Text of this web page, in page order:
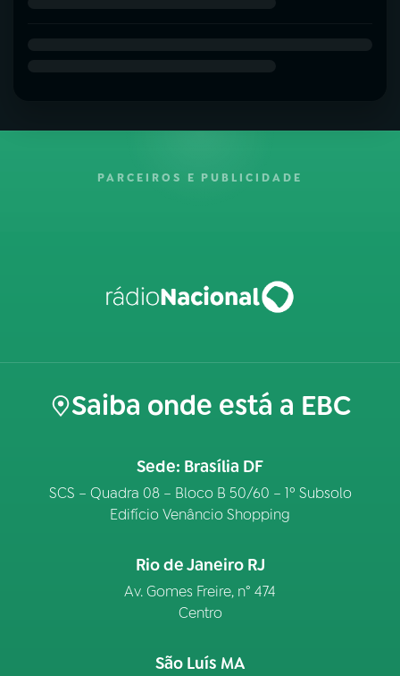
PARCEIROS E PUBLICIDADE
Saiba onde está a EBC
Sede: Brasília DF
SCS – Quadra 08 – Bloco B 50/60 – 1º Subsolo
Edifício Venâncio Shopping
Rio de Janeiro RJ
Av. Gomes Freire, n° 474
Centro
São Luís MA